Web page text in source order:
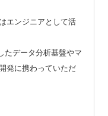
エンジニアとして活
たデータ分析基盤やマ
発に携わっていただ